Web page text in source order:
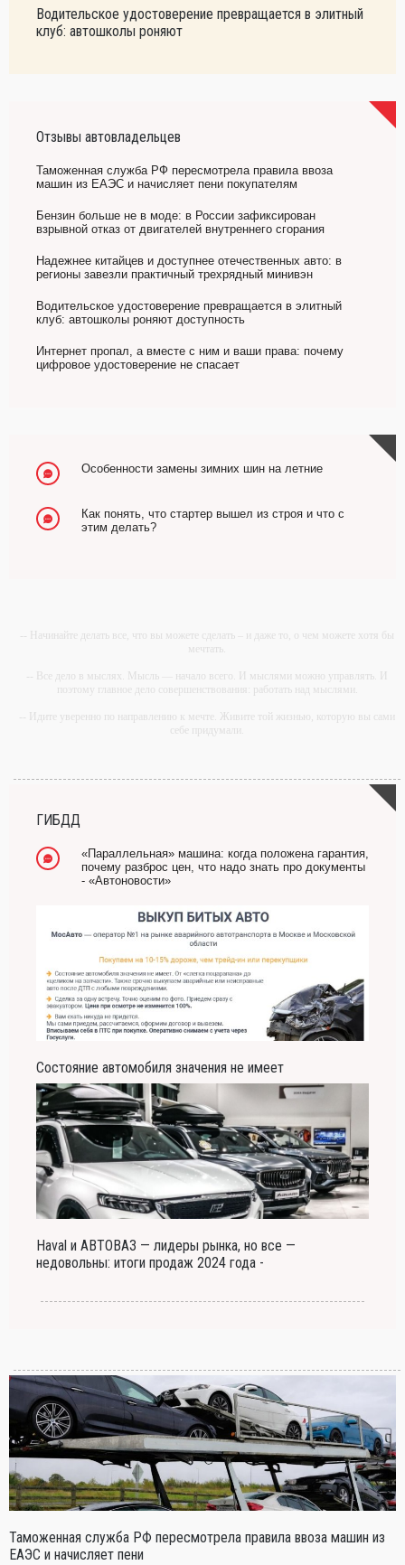
Водительское удостоверение превращается в элитный
клуб: автошколы роняют
Отзывы автовладельцев
Таможенная служба РФ пересмотрела правила ввоза
машин из ЕАЭС и начисляет пени покупателям
Бензин больше не в моде: в России зафиксирован
взрывной отказ от двигателей внутреннего сгорания
Надежнее китайцев и доступнее отечественных авто: в
регионы завезли практичный трехрядный минивэн
Водительское удостоверение превращается в элитный
клуб: автошколы роняют доступность
Интернет пропал, а вместе с ним и ваши права: почему
цифровое удостоверение не спасает
Особенности замены зимних шин на летние
Как понять, что стартер вышел из строя и что с
этим делать?
-- Начинайте делать все, что вы можете сделать – и даже то, о чем можете хотя бы
мечтать.
-- Все дело в мыслях. Мысль — начало всего. И мыслями можно управлять. И
поэтому главное дело совершенствования: работать над мыслями.
-- Идите уверенно по направлению к мечте. Живите той жизнью, которую вы сами
себе придумали.
-- Лучшее, что можно сделать с хорошим советом, это пропустить его мимо ушей.
Он никогда не бывает полезен никому, кроме того, кто его дал.
ГИБДД
«Параллельная» машина: когда положена гарантия,
почему разброс цен, что надо знать про документы
- «Автоновости»
Состояние автомобиля значения не имеет
Haval и АВТОВАЗ — лидеры рынка, но все —
недовольны: итоги продаж 2024 года -
Таможенная служба РФ пересмотрела правила ввоза машин из
ЕАЭС и начисляет пени